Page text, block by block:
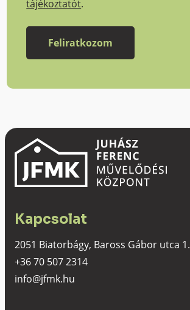
tájékoztatót.
Kapcsolat
2051 Biatorbágy, Baross Gábor utca 1.
+36 70 507 2314
info@jfmk.hu